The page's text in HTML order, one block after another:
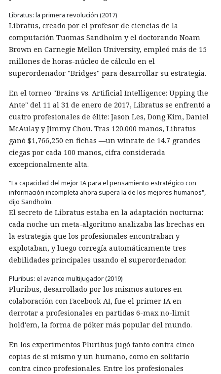
Libratus: la primera revolución (2017)
Libratus, creado por el profesor de ciencias de la
computación Tuomas Sandholm y el doctorando Noam
Brown en Carnegie Mellon University, empleó más de 15
millones de horas-núcleo de cálculo en el
superordenador "Bridges" para desarrollar su estrategia.
En el torneo "Brains vs. Artificial Intelligence: Upping the
Ante" del 11 al 31 de enero de 2017, Libratus se enfrentó a
cuatro profesionales de élite: Jason Les, Dong Kim, Daniel
McAulay y Jimmy Chou. Tras 120.000 manos, Libratus
ganó $1,766,250 en fichas —un winrate de 14.7 grandes
ciegas por cada 100 manos, cifra considerada
excepcionalmente alta.
"La capacidad del mejor IA para el pensamiento estratégico con
información incompleta ahora supera la de los mejores humanos",
dijo Sandholm.
El secreto de Libratus estaba en la adaptación nocturna:
cada noche un meta-algoritmo analizaba las brechas en
la estrategia que los profesionales encontraban y
explotaban, y luego corregía automáticamente tres
debilidades principales usando el superordenador.
Pluribus: el avance multijugador (2019)
Pluribus, desarrollado por los mismos autores en
colaboración con Facebook AI, fue el primer IA en
derrotar a profesionales en partidas 6-max no-limit
hold'em, la forma de póker más popular del mundo.
En los experimentos Pluribus jugó tanto contra cinco
copias de sí mismo y un humano, como en solitario
contra cinco profesionales. Entre los profesionales